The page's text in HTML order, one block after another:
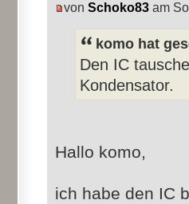
von Schoko83 am
komo hat
Den IC
Kondensator.
Hallo komo,
ich habe den IC